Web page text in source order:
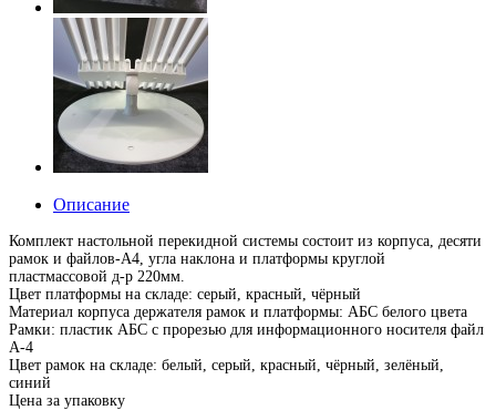
Описание
Комплект настольной перекидной системы состоит из корпуса, десяти
рамок и файлов-А4, угла наклона и платформы круглой
пластмассовой д-р 220мм.
Цвет платформы на складе: серый, красный, чёрный
Материал корпуса держателя рамок и платформы: АБС белого цвета
Рамки: пластик АБС с прорезью для информационного носителя файл
А-4
Цвет рамок на складе: белый, серый, красный, чёрный, зелёный,
синий
Цена за упаковку